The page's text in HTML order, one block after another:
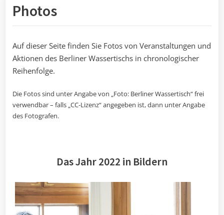
Photos
Auf dieser Seite finden Sie Fotos von Veranstaltungen und
Aktionen des Berliner Wassertischs in chronologischer
Reihenfolge.
Die Fotos sind unter Angabe von „Foto: Berliner Wassertisch“ frei
verwendbar – falls „CC-Lizenz“ angegeben ist, dann unter Angabe
des Fotografen.
Das Jahr 2022 in Bildern